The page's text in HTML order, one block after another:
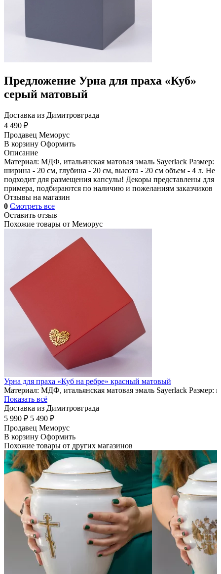
Предложение Урна для праха «Куб»
серый матовый
Доставка из Димитровграда
4 490 ₽
Продавец Меморус
В корзину Оформить
Описание
Материал: МДФ, итальянская матовая эмаль Sayerlack Размер:
ширина - 20 см, глубина - 20 см, высота - 20 см объем - 4 л. Не
подходит для размещения капсулы! Декоры представлены для
примера, подбираются по наличию и пожеланиям заказчиков
Отзывы на магазин
0 Смотреть все
Оставить отзыв
Похожие товары от Меморус
Урна для праха «Куб на ребре» красный матовый
Материал: МДФ, итальянская матовая эмаль Sayerlack
Показать всё
Доставка из Димитровграда
5 990 ₽ 5 490 ₽
Продавец Меморус
В корзину Оформить
Похожие товары от других магазинов